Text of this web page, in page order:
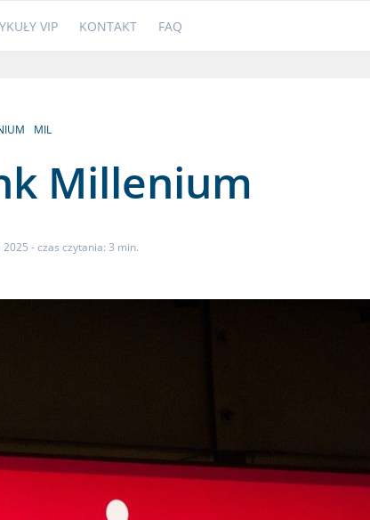
VIP KONTAKT FAQ
MIL
Millenium
2025 - czas czytania: 3 min.